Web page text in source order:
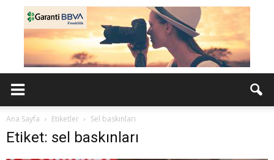
Ana Sayfa Etiketler Sel baskınları
Etiket: sel baskınları